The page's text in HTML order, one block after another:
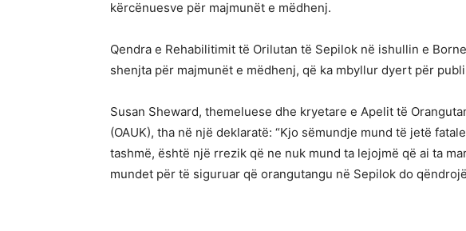
kërcënuesve për majmunët e mëdhenj.
Qendra e Rehabilitimit të Orilutan të Sepilok në ishullin e
shenjta për majmunët e mëdhenj, që ka mbyllur dyert për
Susan Sheward, themeluese dhe kryetare e Apelit të
(OAUK), tha në një deklaratë: “Kjo sëmundje mund të jetë
tashmë, është një rrezik që ne nuk mund ta lejojmë që ai ta
mundet për të siguruar që orangutangu në Sepilok do